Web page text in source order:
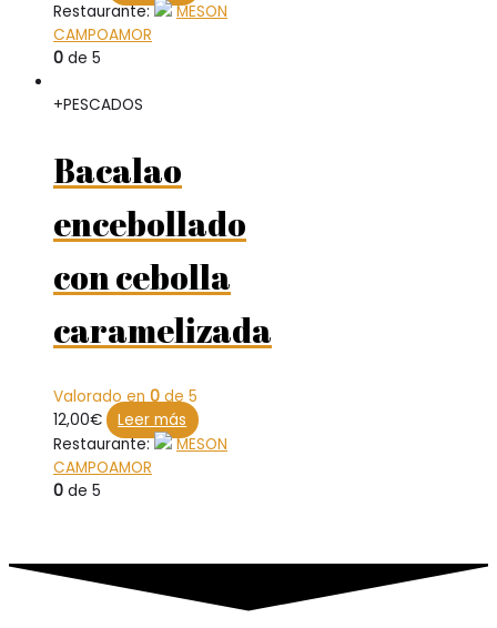
Restaurante:
MESON
CAMPOAMOR
0 de 5
+PESCADOS
Bacalao
encebollado
con cebolla
caramelizada
Valorado en0de 5
12,00€
Leer más
Restaurante:
MESON
CAMPOAMOR
0 de 5